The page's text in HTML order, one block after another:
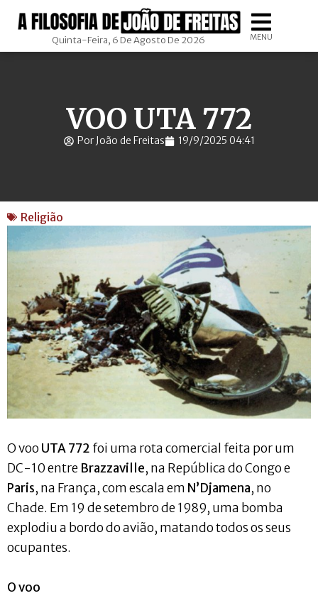
Quinta-Feira, 6 De Agosto De 2026 MENU
VOO UTA 772
Por João de Freitas 19/9/2025 04:41
Religião
O voo UTA 772 foi uma rota comercial feita por um
DC-10 entre Brazzaville, na República do Congo e
Paris, na França, com escala em N’Djamena, no
Chade. Em 19 de setembro de 1989, uma bomba
explodiu a bordo do avião, matando todos os seus
ocupantes.
O voo